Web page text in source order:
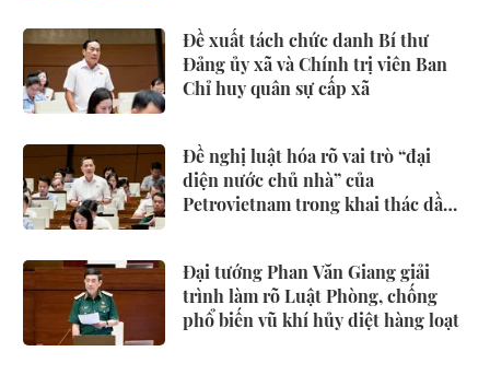
Đề xuất tách chức danh Bí thư
Đảng ủy xã và Chính trị viên Ban
Chỉ huy quân sự cấp xã
Đề nghị luật hóa rõ vai trò “đại
diện nước chủ nhà” của
Petrovietnam trong khai thác dầu
Đại tướng Phan Văn Giang giải
trình làm rõ Luật Phòng, chống
phổ biến vũ khí hủy diệt hàng loạt